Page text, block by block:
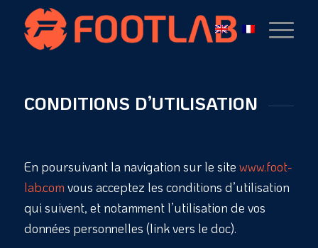
CONDITIONS D’UTILISATION
En poursuivant la navigation sur le site www.foot-
lab.com vous acceptez les conditions d’utilisation
qui suivent, et notamment l’utilisation de vos
données personnelles (link vers le doc).